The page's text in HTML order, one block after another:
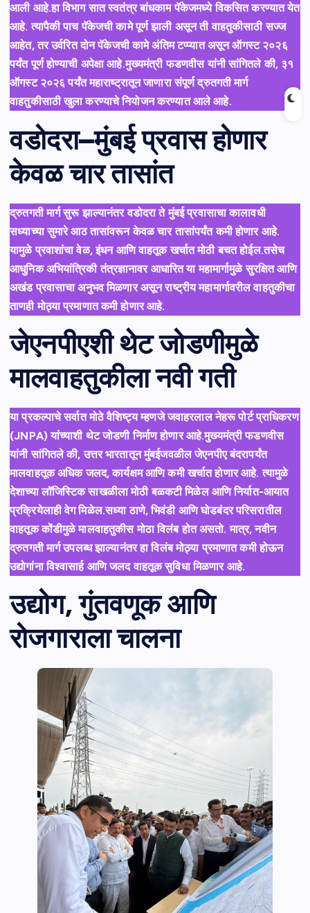
आली आहे.हा विभाग सात स्वतंत्र बांधकाम पॅकेजमध्ये विकसित करण्यात येत
आहे. त्यापैकी पाच पॅकेजची कामे पूर्ण झाली असून ती वाहतुकीसाठी सज्ज
आहेत, तर उर्वरित दोन पॅकेजची कामे अंतिम टप्प्यात असून ऑगस्ट २०२६
पर्यंत पूर्ण होण्याची अपेक्षा आहे.मुख्यमंत्री फडणवीस यांनी सांगितले की, ३१
ऑगस्ट २०२६ पर्यंत महाराष्ट्रातून जाणारा संपूर्ण द्रुतगती मार्ग
वाहतुकीसाठी खुला करण्याचे नियोजन करण्यात आले आहे.
वडोदरा–मुंबई प्रवास होणार
केवळ चार तासांत
द्रुतगती मार्ग सुरू झाल्यानंतर वडोदरा ते मुंबई प्रवासाचा कालावधी
सध्याच्या सुमारे आठ तासांवरून केवळ चार तासांपर्यंत कमी होणार आहे.
यामुळे प्रवाशांचा वेळ, इंधन आणि वाहतूक खर्चात मोठी बचत होईल.तसेच
आधुनिक अभियांत्रिकी तंत्रज्ञानावर आधारित या महामार्गामुळे सुरक्षित आणि
अखंड प्रवासाचा अनुभव मिळणार असून राष्ट्रीय महामार्गावरील वाहतुकीचा
ताणही मोठ्या प्रमाणात कमी होणार आहे.
जेएनपीएशी थेट जोडणीमुळे
मालवाहतुकीला नवी गती
या प्रकल्पाचे सर्वात मोठे वैशिष्ट्य म्हणजे जवाहरलाल नेहरू पोर्ट प्राधिकरण
(JNPA) यांच्याशी थेट जोडणी निर्माण होणार आहे.मुख्यमंत्री फडणवीस
यांनी सांगितले की, उत्तर भारतातून मुंबईजवळील जेएनपीए बंदरापर्यंत
मालवाहतूक अधिक जलद, कार्यक्षम आणि कमी खर्चात होणार आहे. त्यामुळे
देशाच्या लॉजिस्टिक साखळीला मोठी बळकटी मिळेल आणि निर्यात-आयात
प्रक्रियेलाही वेग मिळेल.सध्या ठाणे, भिवंडी आणि घोडबंदर परिसरातील
वाहतूक कोंडीमुळे मालवाहतुकीस मोठा विलंब होत असतो. मात्र, नवीन
द्रुतगती मार्ग उपलब्ध झाल्यानंतर हा विलंब मोठ्या प्रमाणात कमी होऊन
उद्योगांना विश्वासार्ह आणि जलद वाहतूक सुविधा मिळणार आहे.
उद्योग, गुंतवणूक आणि
रोजगाराला चालना